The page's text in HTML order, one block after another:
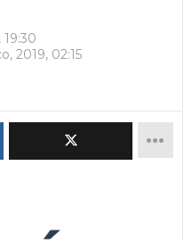
2019, 02:15